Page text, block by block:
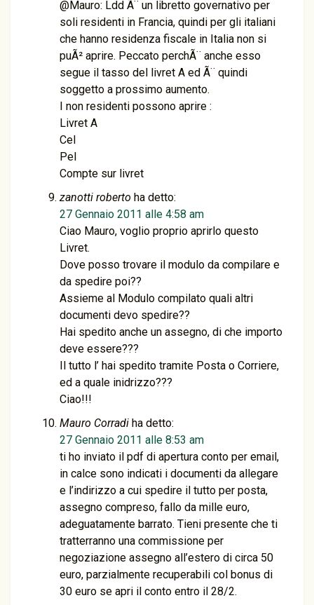
@Mauro: Ldd Ã¨ un libretto governativo per
soli residenti in Francia, quindi per gli italiani
che hanno residenza fiscale in Italia non si
puÃ² aprire. Peccato perchÃ¨ anche esso
segue il tasso del livret A ed Ã¨ quindi
soggetto a prossimo aumento.
I non residenti possono aprire :
Livret A
Cel
Pel
Compte sur livret
zanotti roberto ha detto:
27 Gennaio 2011 alle 4:58 am
Ciao Mauro, voglio proprio aprirlo questo
Livret.
Dove posso trovare il modulo da compilare e
da spedire poi??
Assieme al Modulo compilato quali altri
documenti devo spedire??
Hai spedito anche un assegno, di che importo
deve essere???
Il tutto l’ hai spedito tramite Posta o Corriere,
ed a quale inidrizzo???
Ciao!!!
Mauro Corradi ha detto:
27 Gennaio 2011 alle 8:53 am
ti ho inviato il pdf di apertura conto per email,
in calce sono indicati i documenti da allegare
e l’indirizzo a cui spedire il tutto per posta,
assegno compreso, fallo da mille euro,
adeguatamente barrato. Tieni presente che ti
tratterranno una commissione per
negoziazione assegno all’estero di circa 50
euro, parzialmente recuperabili col bonus di
30 euro se apri il conto entro il 28/2.